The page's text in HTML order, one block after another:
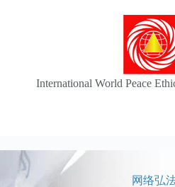
International World Peace
网络弘